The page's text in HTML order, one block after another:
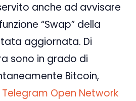
anche ad avvisare
“Swap” della
aggiornata. Di
sono in grado di
Bitcoin,
Telegram Open Network